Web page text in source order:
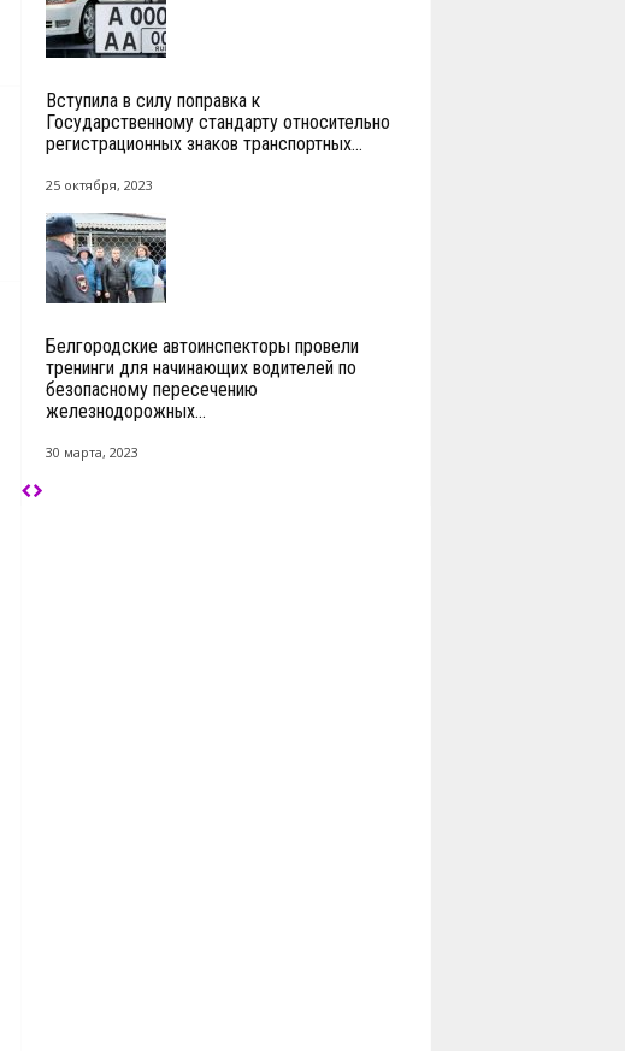
Вступила в силу поправка к
Государственному стандарту относительно
регистрационных знаков транспортных...
25 октября, 2023
Белгородские автоинспекторы провели
тренинги для начинающих водителей по
безопасному пересечению
железнодорожных...
30 марта, 2023